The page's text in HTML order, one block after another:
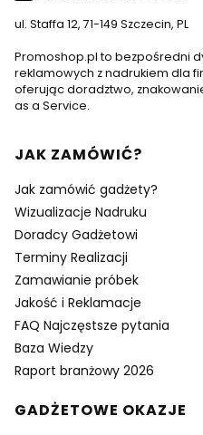
ul. Staffa 12, 71-149 Szczecin, PL
Promoshop.pl to bezpośredni
reklamowych z nadrukiem dla
oferując doradztwo,
as a Service.
Linki w stopce
JAK ZAMÓWIĆ?
Jak zamówić gadżety?
Wizualizacje Nadruku
Doradcy Gadżetowi
Terminy Realizacji
Zamawianie próbek
Jakość i Reklamacje
FAQ Najczęstsze pytania
Baza Wiedzy
Raport branżowy 2026
GADŻETOWE OKAZJE